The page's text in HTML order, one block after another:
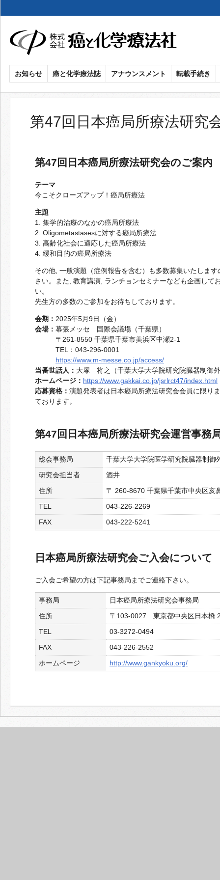
テ
に
移
癌
と
お知らせ 癌と化学療法誌 アナウンスメント 転載手続き
第47回日本癌局所療法研究
第47回日本癌局所療法研究会のご案内
テーマ
今こそクローズアップ！癌局所療法
主題
1. 集学的治療のなかの癌局所療法
2. Oligometastasesに対する癌局所療法
3. 高齢化社会に適応した癌局所療法
4. 緩和目的の癌局所療法
その他, 一般演題（症例報告を含む）も多数募集いたしま
さい。また, 教育講演, ランチョンセミナーなども企画して
い。
先生方の多数のご参加をお待ちしております。
会期： 2025年5月9日（金）
会場： 幕張メッセ 国際会議場（千葉県）
〒261-8550 千葉県千葉市美浜区中瀬2-1
TEL：043-296-0001
https://www.m-messe.co.jp/access/
当番世話人： 大塚 将之（千葉大学大学院研究院臓器制御
ホームページ： https://www.gakkai.co.jp/jsrlrct47/index.html
応募資格： 演題発表者は日本癌局所療法研究会会員に限り
ております。
第47回日本癌局所療法研究会運営事務
総会事務局
千葉大学大学院医学研究院臓器制御
研究会担当者
酒井
住所
〒 260-8670 千葉県千葉市中央区亥
TEL
043-226-2269
FAX
043-222-5241
日本癌局所療法研究会ご入会について
ご入会ご希望の方は下記事務局までご連絡下さい。
事務局
日本癌局所療法研究会事務局
住所
〒103-0027 東京都中央区日本橋
TEL
03-3272-0494
FAX
043-226-2552
ホームページ
http://www.gankyoku.org/